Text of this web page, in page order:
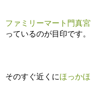
ファミリーマート門真
っているのが目印です。
そのすぐ近くにほっか